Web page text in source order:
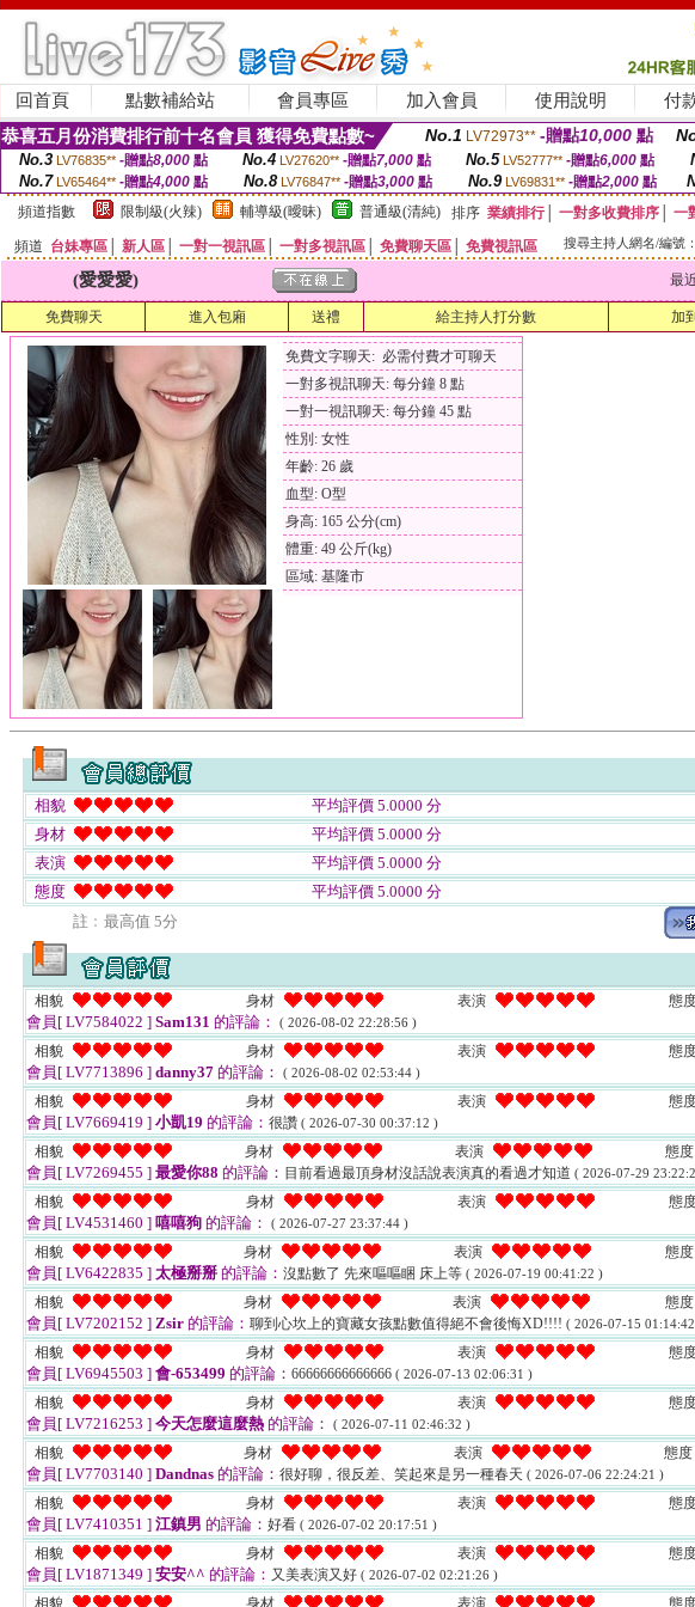
回首頁 點數補給站 會員專區 加入會員 使用說明 付
恭喜五月份消費排行前十名會員 獲得免費點數~ No.1 LV72973** -贈點10,000 點
No.3 LV76835** -贈點8,000點 No.4 LV27620** -贈點7,000點 No.5 LV52777** -贈點6,000點
No.7 LV65464** -贈點4,000 點 No.8 LV76847** -贈點3,000 點 No.9 LV69831** -贈點2,000點
頻道指數
限制級(火辣) 輔導級(曖昧) 普通級(清純) 排序 業績排行│ 一對多收費排序
一
頻道 台妹專區 新人區 一對一視訊區 一對多視訊區 免費聊天區 免費視訊區 搜尋主持人網名/編號：
(愛愛愛) 最
免費聊天 進入包廂 送禮 給主持人打分數 加
免費文字聊天: 必需付費才可聊天
一對多視訊聊天: 每分鐘 8 點
一對一視訊聊天: 每分鐘 45 點
性別: 女性
年齡: 26 歲
血型: O型
身高: 165 公分(cm)
體重: 49 公斤(kg)
區域: 基隆市
相貌
平均評價 5.0000 分
身材
平均評價 5.0000 分
表演
平均評價 5.0000 分
態度
平均評價 5.0000 分
註﹕最高值 5分
相貌 身材 表演 態
會員[ LV7584022 ] Sam131 的評論： ( 2026-08-02 22:28:56 )
相貌 身材 表演 態
會員[ LV7713896 ] danny37 的評論： ( 2026-08-02 02:53:44 )
相貌 身材 表演 態
會員[ LV7669419 ] 小凱19 的評論： 很讚 ( 2026-07-30 00:37:12 )
相貌 身材 表演 態度
會員[ LV7269455 ] 最愛你88 的評論： 目前看過最頂身材沒話說表演真的看過才知道 ( 2026-07-29
相貌 身材 表演 態
會員[ LV4531460 ] 嘻嘻狗 的評論： ( 2026-07-27 23:37:44 )
相貌 身材 表演 態度
會員[ LV6422835 ] 太極掰掰 的評論： 沒點數了 先來嘔嘔睏 床上等 ( 2026-07-19 00:41:22 )
相貌 身材 表演 態度
會員[ LV7202152 ] Zsir 的評論： 聊到心坎上的寶藏女孩點數值得絕不會後悔XD!!!! ( 2026-07-15
相貌 身材 表演 態
會員[ LV6945503 ] 會-653499 的評論： 66666666666666 ( 2026-07-13 02:06:31 )
相貌 身材 表演 態
會員[ LV7216253 ] 今天怎麼這麼熱 的評論： ( 2026-07-11 02:46:32 )
相貌 身材 表演 態度
會員[ LV7703140 ] Dandnas 的評論： 很好聊，很反差、笑起來是另一種春天 ( 2026-07-06 22:24:21 )
相貌 身材 表演 態
會員[ LV7410351 ] 江鎮男 的評論： 好看 ( 2026-07-02 20:17:51 )
相貌 身材 表演 態
會員[ LV1871349 ] 安安^^ 的評論： 又美表演又好 ( 2026-07-02 02:21:26 )
相貌 身材 表演 態